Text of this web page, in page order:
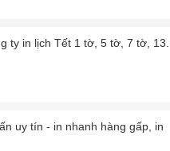
ty in lịch Tết 1 tờ, 5 tờ, 7 tờ, 13...
uy tín - in nhanh hàng gấp, in